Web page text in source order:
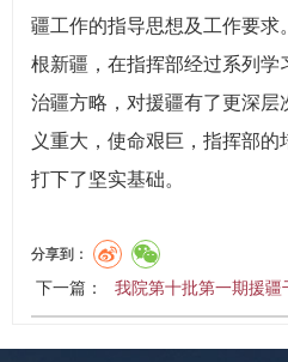
疆工作的指导思想及工作要求
根新疆，在指挥部经过系列学
治疆方略，对援疆有了更深层
义重大，使命艰巨，指挥部
打下了坚实基础。
分享到：
下一篇： 我院第十批第一期援疆